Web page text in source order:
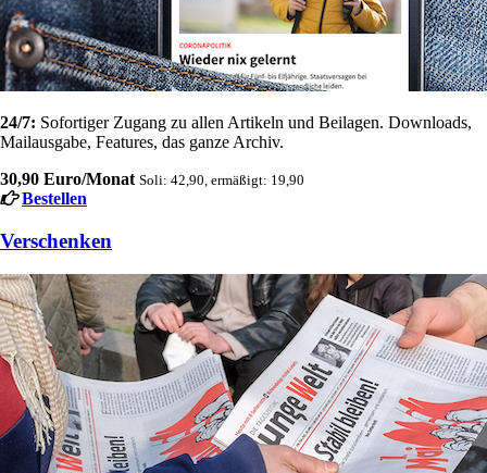
24/7: Sofortiger Zugang zu allen Artikeln und Beilagen. Downloads,
Mailausgabe, Features, das ganze Archiv.
30,90 Euro/Monat Soli: 42,90, ermäßigt: 19,90
Bestellen
Verschenken